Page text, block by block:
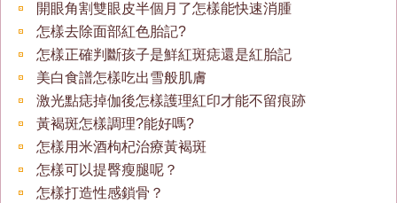
開眼角割雙眼皮半個月了怎樣能快速消腫
怎樣去除面部紅色胎記?
怎樣正確判斷孩子是鮮紅斑痣還是紅胎記
美白食譜怎樣吃出雪般肌膚
激光點痣掉伽後怎樣護理紅印才能不留痕跡
黃褐斑怎樣調理?能好嗎?
怎樣用米酒枸杞治療黃褐斑
怎樣可以提臀瘦腿呢？
怎樣打造性感鎖骨？